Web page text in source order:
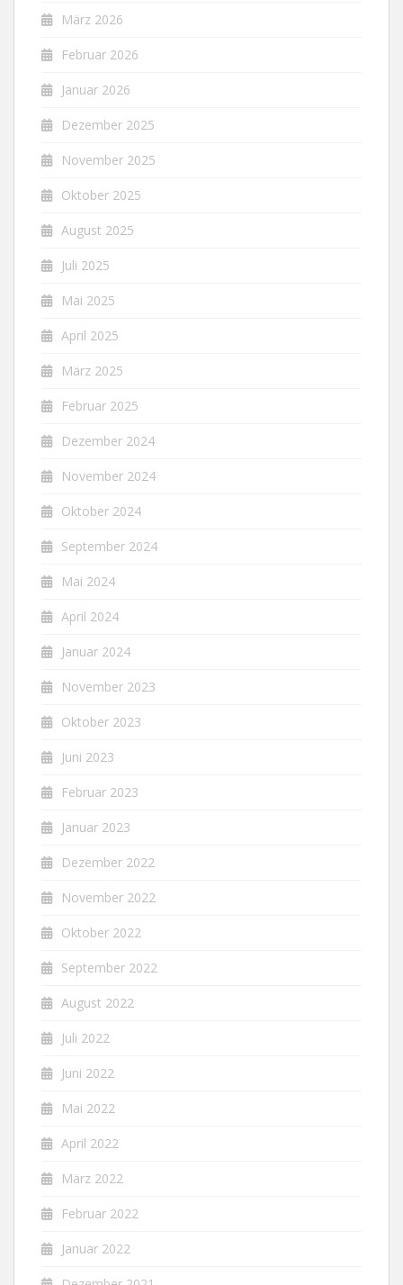
März 2026
Februar 2026
Januar 2026
Dezember 2025
November 2025
Oktober 2025
August 2025
Juli 2025
Mai 2025
April 2025
März 2025
Februar 2025
Dezember 2024
November 2024
Oktober 2024
September 2024
Mai 2024
April 2024
Januar 2024
November 2023
Oktober 2023
Juni 2023
Februar 2023
Januar 2023
Dezember 2022
November 2022
Oktober 2022
September 2022
August 2022
Juli 2022
Juni 2022
Mai 2022
April 2022
März 2022
Februar 2022
Januar 2022